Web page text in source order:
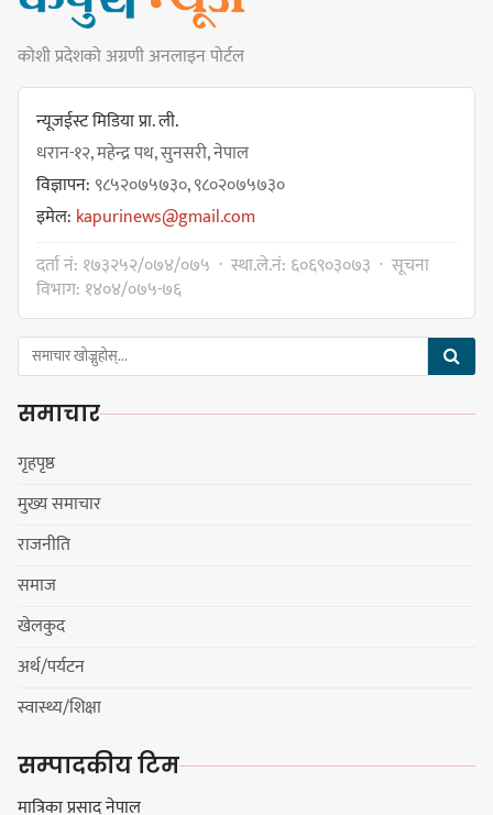
कार्यवाहक प्रमुख बेघालाई अश्लील शब्द
नगरसभा रोकियो
प्रदेश अधिकार विहीन भएकोले सरकार
फेरबदल गर्न दलहरूलाई अस्थिरताको
खेल सजिलो : पूर्व प्रदेश प्रमुख तुम्बाहाङ
सङ्खुवासभामा सिलिचोङ स्वास्थ्य
कोशी प्रदेशको अग्रणी अनलाइन पोर्टल
न्यूजईस्ट मिडिया प्रा. ली.
धरान-१२, महेन्द्र पथ, सुनसरी, नेपाल
विज्ञापन:९८५२०७५७३०, ९८०२०७५७३०
इमेल: kapurinews@gmail.com
दर्ता नं: १७३२५२/०७४/०७५ · स्था.ले.नं: ६०६९०३०७३ · सूचना
विभाग: १४०४/०७५-७६
समाचार
गृहपृष्ठ
मुख्य समाचार
राजनीति
समाज
खेलकुद
अर्थ/पर्यटन
स्वास्थ्य/शिक्षा
सम्पादकीय टिम
मात्रिका प्रसाद नेपाल